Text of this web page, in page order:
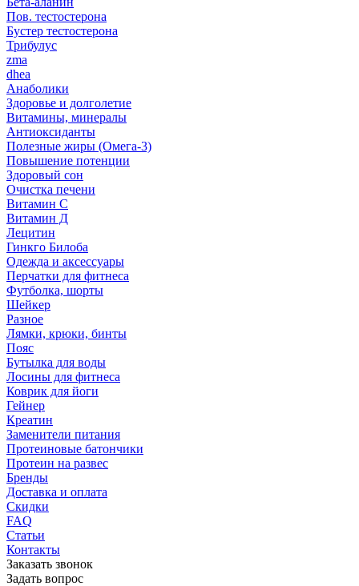
Пов. тестостерона
Бустер тестостерона
Трибулус
zma
dhea
Анаболики
Здоровье и долголетие
Витамины, минералы
Антиоксиданты
Полезные жиры (Омега-3)
Повышение потенции
Здоровый сон
Очистка печени
Витамин С
Витамин Д
Лецитин
Гинкго Билоба
Одежда и аксессуары
Перчатки для фитнеса
Футболка, шорты
Шейкер
Разное
Лямки, крюки, бинты
Пояс
Бутылка для воды
Лосины для фитнеса
Коврик для йоги
Гейнер
Креатин
Заменители питания
Протеиновые батончики
Протеин на развес
Бренды
Доставка и оплата
Скидки
FAQ
Статьи
Контакты
Заказать звонок
Задать вопрос